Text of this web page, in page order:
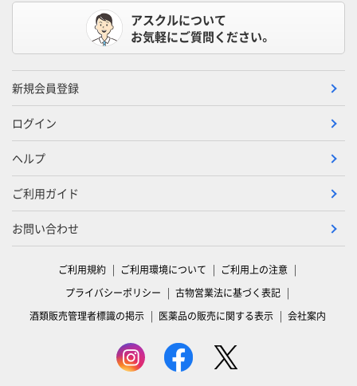
アスクルについて
お気軽にご質問ください。
新規会員登録
ログイン
ヘルプ
ご利用ガイド
お問い合わせ
ご利用規約 ご利用環境について
ご利用上の注意
プライバシーポリシー
古物営業法に基づく表記
酒類販売管理者標識の掲示
医薬品の販売に関する表示 会社案内